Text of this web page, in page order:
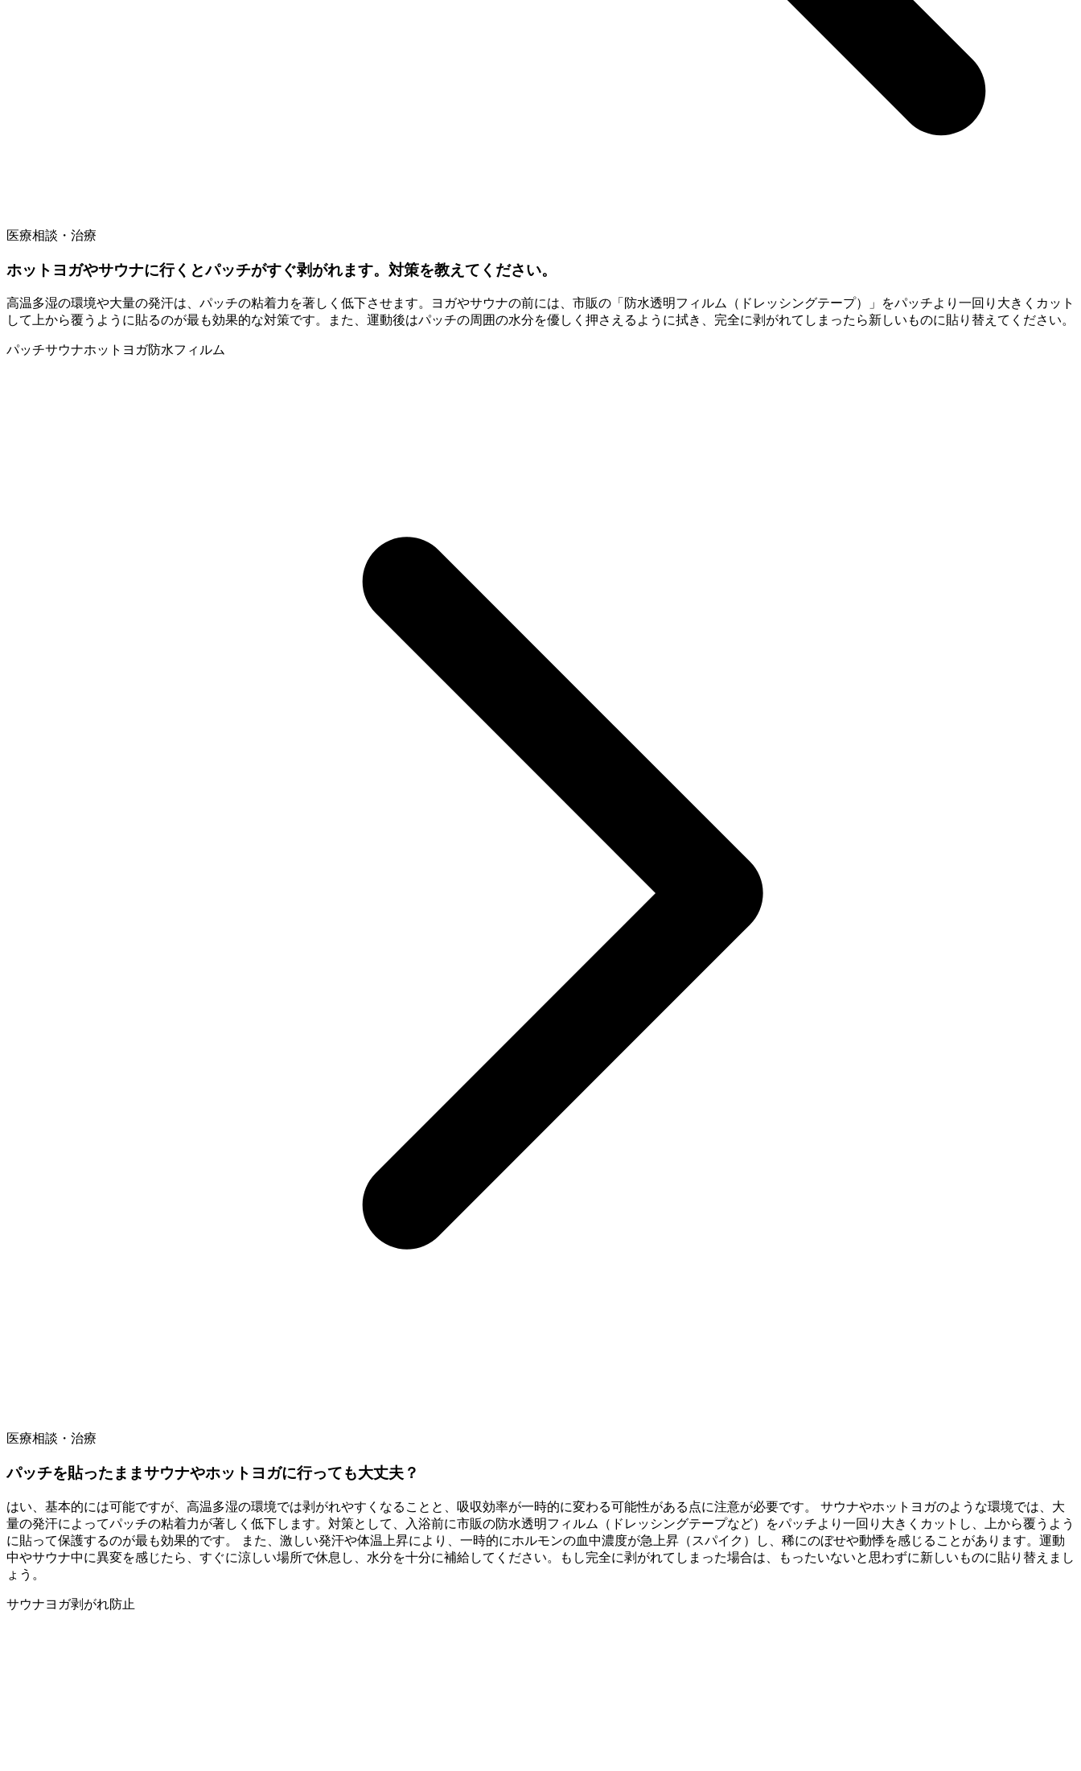
医療相談・治療
ホットヨガやサウナに行くとパッチがすぐ剥がれます。対策を教えてください。
高温多湿の環境や大量の発汗は、パッチの粘着力を著しく低下させます。ヨガやサウナの前には、市販の「防水透明フィルム（ドレッシングテープ）」をパッチより一回り大きくカット
して上から覆うように貼るのが最も効果的な対策です。また、運動後はパッチの周囲の水分を優しく押さえるように拭き、完全に剥がれてしまったら新しいものに貼り替えてください。
パッチサウナホットヨガ防水フィルム
医療相談・治療
パッチを貼ったままサウナやホットヨガに行っても大丈夫？
はい、基本的には可能ですが、高温多湿の環境では剥がれやすくなることと、吸収効率が一時的に変わる可能性がある点に注意が必要です。 サウナやホットヨガのような環境では、大
量の発汗によってパッチの粘着力が著しく低下します。対策として、入浴前に市販の防水透明フィルム（ドレッシングテープなど）をパッチより一回り大きくカットし、上から覆うよう
に貼って保護するのが最も効果的です。 また、激しい発汗や体温上昇により、一時的にホルモンの血中濃度が急上昇（スパイク）し、稀にのぼせや動悸を感じることがあります。運動
中やサウナ中に異変を感じたら、すぐに涼しい場所で休息し、水分を十分に補給してください。もし完全に剥がれてしまった場合は、もったいないと思わずに新しいものに貼り替えまし
ょう。
サウナヨガ剥がれ防止